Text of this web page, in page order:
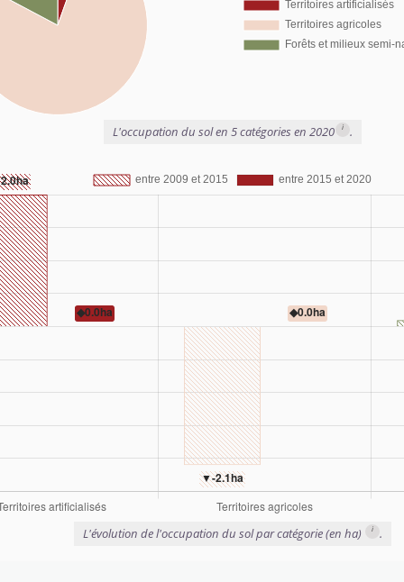
L'occupation du sol en 5 catégories en 2020 i .
L'évolution de l'occupation du sol par catégorie (en ha) i .